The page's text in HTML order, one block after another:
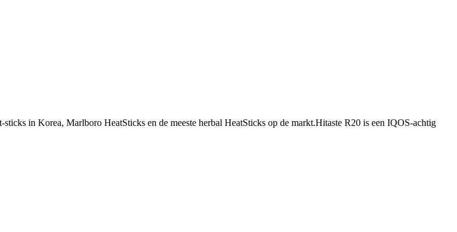
in Korea, Marlboro HeatSticks en de meeste herbal HeatSticks op de markt.Hitaste R20 is een IQOS-achtig